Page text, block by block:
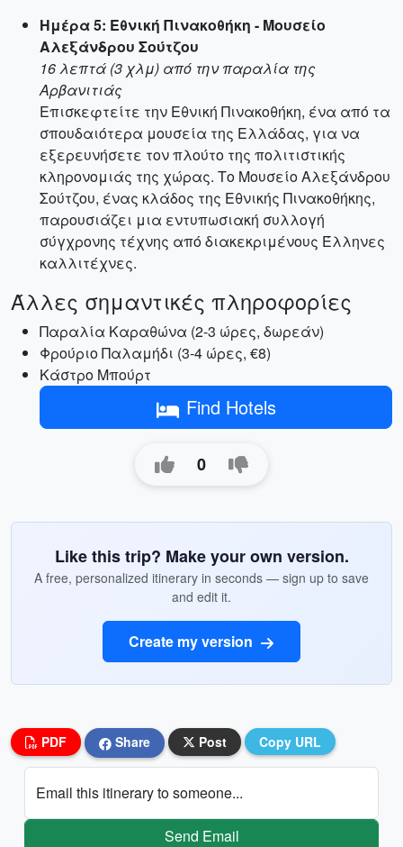
Ημέρα 5: Εθνική Πινακοθήκη - Μουσείο
Αλεξάνδρου Σούτζου
16 λεπτά (3 χλμ) από την παραλία της
Αρβανιτιάς
Επισκεφτείτε την Εθνική Πινακοθήκη, ένα από τα
σπουδαιότερα μουσεία της Ελλάδας, για να
εξερευνήσετε τον πλούτο της πολιτιστικής
κληρονομιάς της χώρας. Το Μουσείο Αλεξάνδρου
Σούτζου, ένας κλάδος της Εθνικής Πινακοθήκης,
παρουσιάζει μια εντυπωσιακή συλλογή
σύγχρονης τέχνης από διακεκριμένους Έλληνες
καλλιτέχνες.
Άλλες σημαντικές πληροφορίες
Παραλία Καραθώνα (2-3 ώρες, δωρεάν)
Φρούριο Παλαμήδι (3-4 ώρες, €8)
Κάστρο Μπούρτ
Find Hotels
0
Like this trip? Make your own version.
A free, personalized itinerary in seconds — sign up to save
and edit it.
Create my version
PDF Share Post Copy URL
Email this itinerary to someone...
Send Email